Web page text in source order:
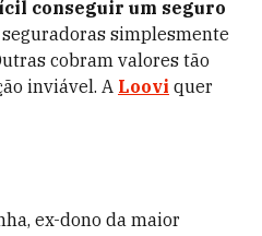
conseguir um seguro
simplesmente
cobram valores tão
inviável. A Loovi quer
ex-dono da maior